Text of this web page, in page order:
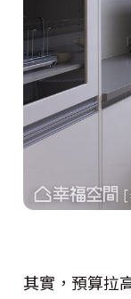
其實，預算拉